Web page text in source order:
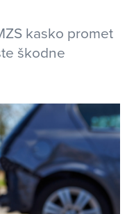
kasko promet
škodne